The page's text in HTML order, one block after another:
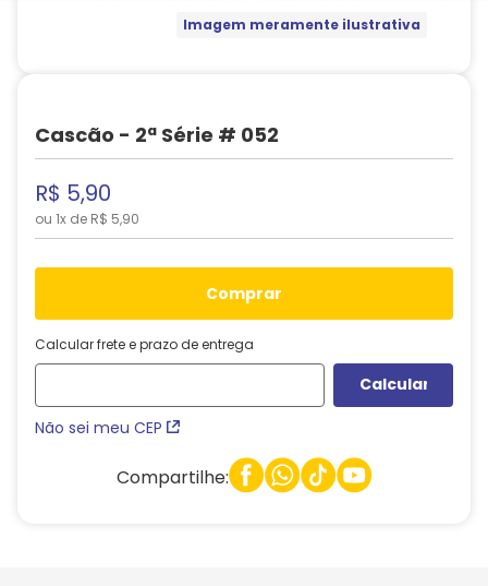
Imagem meramente ilustrativa
Cascão - 2ª Série # 052
R$ 5,90
ou 1x de R$ 5,90
comprar
Calcular frete e prazo de entrega
Não sei meu CEP
Compartilhe: